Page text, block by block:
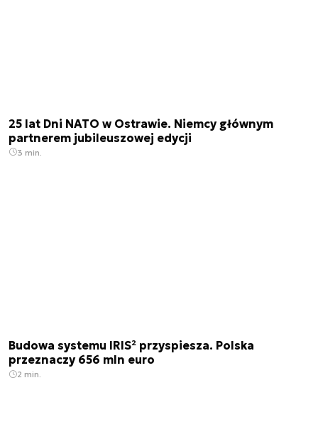
25 lat Dni NATO w Ostrawie. Niemcy głównym
partnerem jubileuszowej edycji
3 min.
Budowa systemu IRIS² przyspiesza. Polska
przeznaczy 656 mln euro
2 min.